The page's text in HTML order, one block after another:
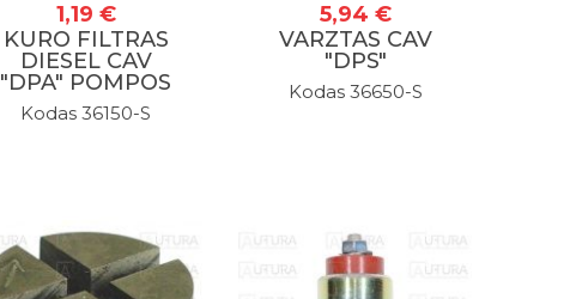
1,19 €
KURO FILTRAS
DIESEL CAV
"DPA" POMPOS
Kodas 36150-S
5,94 €
VARZTAS CAV
"DPS"
Kodas 36650-S